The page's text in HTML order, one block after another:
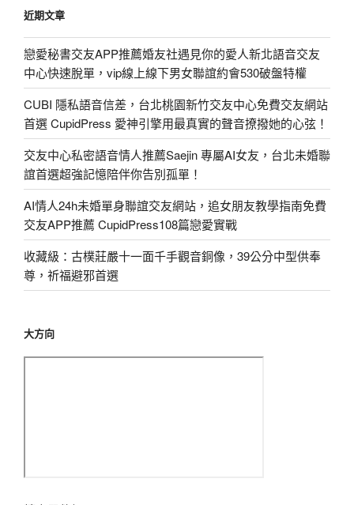
近期文章
戀愛秘書交友APP推薦婚友社遇見你的愛人新北語音交友
中心快速脫單，vip線上線下男女聯誼約會530破盤特權
CUBI 隱私語音信差，台北桃園新竹交友中心免費交友網站
首選 CupidPress 愛神引擎用最真實的聲音撩撥她的心弦！
交友中心私密語音情人推薦Saejin 專屬AI女友，台北未婚聯
誼首選超強記憶陪伴你告別孤單！
AI情人24h未婚單身聯誼交友網站，追女朋友教學指南免費
交友APP推薦 CupidPress108篇戀愛實戰
收藏級：古樸莊嚴十一面千手觀音銅像，39公分中型供奉
尊，祈福避邪首選
大方向